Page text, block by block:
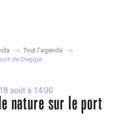
Tout l’agenda
de Dieppe
août à 14:00
nature sur le port